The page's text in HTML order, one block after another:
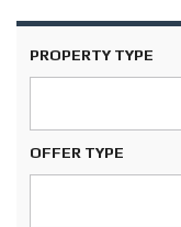
PROPERTY TYPE
OFFER TYPE